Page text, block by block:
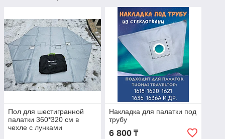
Пол для шестигранной
палатки 360*320 см в
чехле с лунками
Накладка для палатки под
трубу
6 800₸